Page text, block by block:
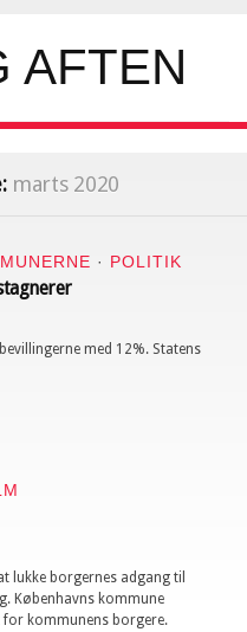
marts 2020
· POLITIK
med 12%. Statens
lukke borgernes adgang til
Københavns kommune
for kommunens borgere.